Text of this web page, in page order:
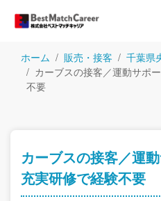
ホーム 販売・接客
千葉県
カーブスの接客／運動サポ
不要
カーブスの接客／運
充実研修で経験不要